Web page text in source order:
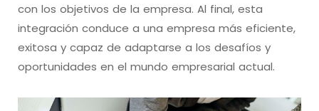
con los objetivos de la empresa. Al final, esta
integración conduce a una empresa más eficiente,
exitosa y capaz de adaptarse a los desafíos y
oportunidades en el mundo empresarial actual.